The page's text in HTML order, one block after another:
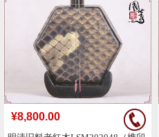
¥8,800.00